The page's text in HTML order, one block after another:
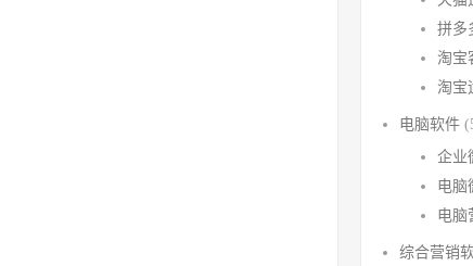
拼多
淘宝
淘宝
电脑软件
企业
电脑
电脑
综合营销